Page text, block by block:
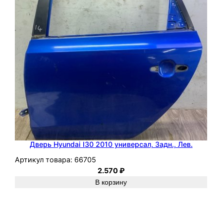
Дверь Hyundai I30 2010 универсал, Задн., Лев.
Артикул товара: 66705
2.570₽
В корзину